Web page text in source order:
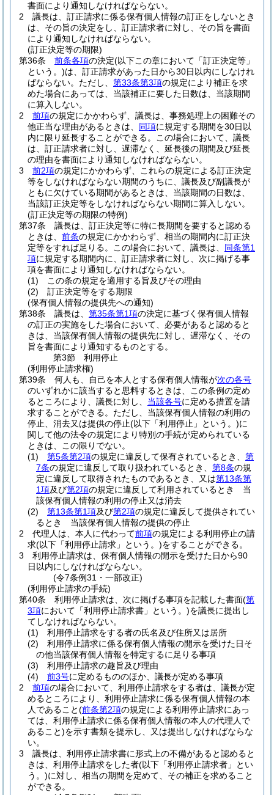
書面により通知しなければならない。
2
議長は、訂正請求に係る保有個人情報の訂正をしないとき
は、その旨の決定をし、訂正請求者に対し、その旨を書面
により通知しなければならない。
(訂正決定等の期限)
第36条
前条各項の決定(以下この章において「訂正決定等」
という。)は、訂正請求があった日から30日以内にしなけれ
ばならない。 ただし、 第33条第3項の規定により補正を求
めた場合にあっては、当該補正に要した日数は、当該期間
に算入しない。
2
前項の規定にかかわらず、議長は、事務処理上の困難その
他正当な理由があるときは、 同項に規定する期間を30日以
内に限り延長することができる。
この場合において、議長
は、訂正請求者に対し、遅滞なく、延長後の期間及び延長
の理由を書面により通知しなければならない。
3
前2項の規定にかかわらず、これらの規定による訂正決定
等をしなければならない期間のうちに、議長及び副議長が
ともに欠けている期間があるときは、当該期間の日数は、
当該訂正決定等をしなければならない期間に算入しない。
(訂正決定等の期限の特例)
第37条
議長は、訂正決定等に特に長期間を要すると認める
ときは、 前条の規定にかかわらず、相当の期間内に訂正決
定等をすれば足りる。
この場合において、議長は、 同条第1
項に規定する期間内に、訂正請求者に対し、次に掲げる事
項を書面により通知しなければならない。
(1)
この条の規定を適用する旨及びその理由
(2)
訂正決定等をする期限
(保有個人情報の提供先への通知)
第38条
議長は、 第35条第1項の決定に基づく保有個人情報
の訂正の実施をした場合において、必要があると認めると
きは、当該保有個人情報の提供先に対し、遅滞なく、その
旨を書面により通知するものとする。
第3節
利用停止
(利用停止請求権)
第39条
何人も、自己を本人とする保有個人情報が次の各号
のいずれかに該当すると思料するときは、この条例の定め
るところにより、議長に対し、 当該各号に定める措置を請
求することができる。 ただし、当該保有個人情報の利用の
停止、消去又は提供の停止(以下「利用停止」という。)に
関して他の法令の規定により特別の手続が定められている
ときは、この限りでない。
(1)
第5条第2項の規定に違反して保有されているとき、 第
7条の規定に違反して取り扱われているとき、 第8条の規
定に違反して取得されたものであるとき、又は第13条第
1項及び第2項の規定に違反して利用されているとき 当
該保有個人情報の利用の停止又は消去
(2)
第13条第1項及び第2項の規定に違反して提供されてい
るとき 当該保有個人情報の提供の停止
2
代理人は、本人に代わって前項の規定による利用停止の請
求(以下「利用停止請求」という。)をすることができる。
3
利用停止請求は、保有個人情報の開示を受けた日から90
日以内にしなければならない。
(令7条例31・一部改正)
(利用停止請求の手続)
第40条
利用停止請求は、次に掲げる事項を記載した書面(第
3項において「利用停止請求書」という。)を議長に提出し
てしなければならない。
(1)
利用停止請求をする者の氏名及び住所又は居所
(2)
利用停止請求に係る保有個人情報の開示を受けた日そ
の他当該保有個人情報を特定するに足りる事項
(3)
利用停止請求の趣旨及び理由
(4)
前3号に定めるもののほか、議長が定める事項
2
前項の場合において、利用停止請求をする者は、議長が定
めるところにより、利用停止請求に係る保有個人情報の本
人であること(前条第2項の規定による利用停止請求にあっ
ては、利用停止請求に係る保有個人情報の本人の代理人で
あること)を示す書類を提示し、又は提出しなければならな
い。
3
議長は、利用停止請求書に形式上の不備があると認めると
きは、利用停止請求をした者(以下「利用停止請求者」とい
う。)に対し、相当の期間を定めて、その補正を求めること
ができる。